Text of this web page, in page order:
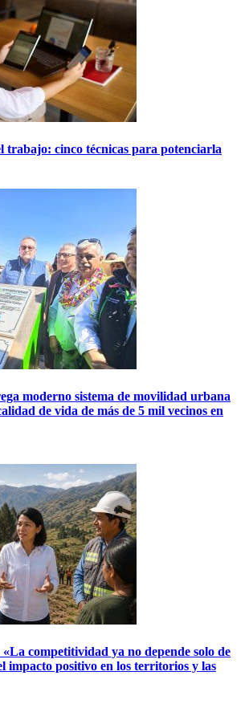
trabajo: cinco técnicas para potenciarla
moderno sistema de movilidad urbana
de vida de más de 5 mil vecinos en
competitividad ya no depende solo de
impacto positivo en los territorios y las